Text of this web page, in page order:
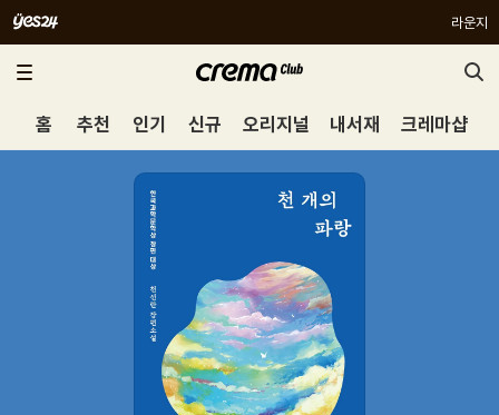
라운지
홈 추천 인기 신규 오리지널 내서재 크레마샵